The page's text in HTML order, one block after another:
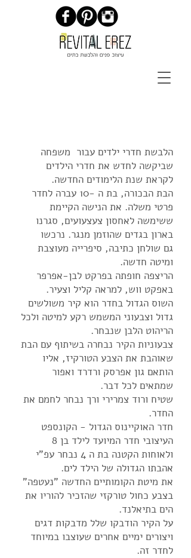
הלבשת חדרי ילדים עבור משפחה
שביקשה לחדש את חדרי הילדים
לקראת שנת הלימודים החדשה.
הבת הבכורה, בת ה -10 עברה לחדר
פרטי משלה. את הנישה הקיימת
ששימשה לאחסון צעצעועים, סגרנו
בארון בגדים שהוזמן מנגר. נרכשו
גם שולחן כתיבה, סיפרייה מעוצבת
ומיטה חדשה.
הריצפה חופתה בפרקט לבן-אפרפר
באפקט ווש, למראה קליל וצעיר.
השוס הגדול בחדר הוא קיר משולשים
גדול וצבעוני המשמש רקע למיטה ולכל
הריהוט הלבן שנבחר.
צבעוניות הקיר נבחרה בשיתוף עם הבת
שאוהבת את הצבע הטורקיז, אליו
הותאם גון אפרסק ורדרד ואפור
שמתאים לכל דבר.
שטיח ורוד צמרירי ורך נבחר לחמם את
החדר.
חדר האוקיינוס הגדול - הקונספט
העיצובי חדר המיועד לילד בן 8
ולאוחות הקטנה בת ה 4 נבחר עפ"י
אהבתו הגדולה של הילד לים.
את מיטת הקומותיים החדשה "נעטפה"
בצבע כחול טורקזי שהזכיר להוריו את
הים בתיאלנד.
על הקיר הודבקו שלל מדבקות דגים
ויצורים ימיים אחרים שעוצבו במיוחד
לחדר זה.